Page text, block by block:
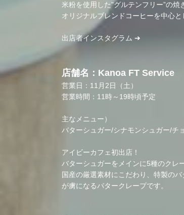
米粉を使用した"グルテンフリー”の焼
オリジナルブレンドコーヒーを中心と
出店者インスタグラム ➔
店舗名：Kanoa FT Service
営業日：11月2日（土）
営業時間：11時～19時頃予定
主なメニュー）
バターシュガー/シナモンシュガー/
アイビーカフェ初出店！
バターシュガーをメインに5種のクレ
国産の厳選素材にこだわり、特製の
が虜になるバタークレープです。